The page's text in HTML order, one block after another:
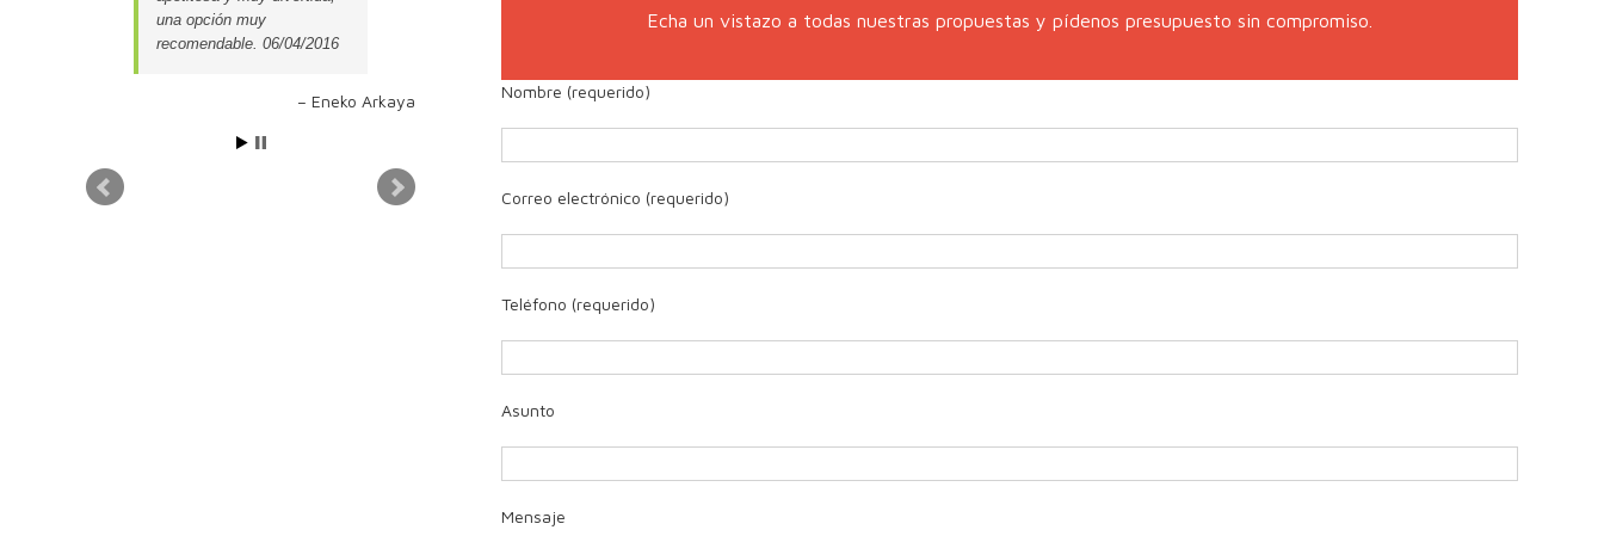
Echa un vistazo a todas nuestras propuestas y pídenos presupuesto sin compromiso.
Nombre (requerido)
Correo electrónico (requerido)
Teléfono (requerido)
Asunto
Mensaje
una opción muy
recomendable. 06/04/2016
Eneko Arkaya